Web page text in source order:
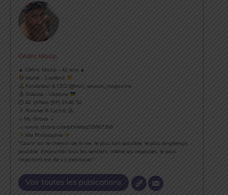
Cédric Masip
▲ Cédric Masip - 42 ans ▲
Marié - 1 enfant
Fondateur & CEO @trail_session_magazine
Odessa - Ukraine
⏱ 42.195km [RP] 2h46’52
Runner & Cyclist
⇣ My Strava ⇣
→ www.strava.com/athletes/18867396
Ma Philosophie
"Courir sur le chemin de la vie, le plus loin possible, le plus longtemps
possible. Emprunter tous les sentiers, même les impasses, le plus
important est de s’y (re)trouver".
Voir toutes les publications